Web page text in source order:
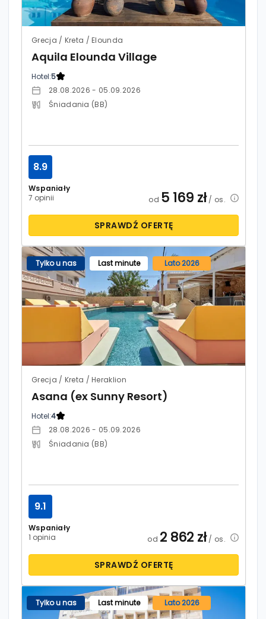
Grecja / Kreta / Elounda
Aquila Elounda Village
Hotel:5
28.08.2026 - 05.09.2026
Śniadania (BB)
Wspaniały
7 opinii
8.9
od 5 169 zł/ os.
SPRAWDŹ OFERTĘ
Tylko u nas Last minute Lato 2026
Grecja / Kreta / Heraklion
Asana (ex Sunny Resort)
Hotel:4
28.08.2026 - 05.09.2026
Śniadania (BB)
Wspaniały
1 opinia
9.1
od 2 862 zł/ os.
SPRAWDŹ OFERTĘ
Tylko u nas Last minute Lato 2026